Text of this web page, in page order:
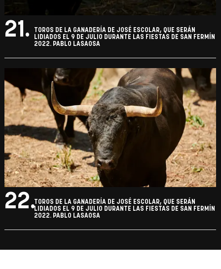
21.
TOROS DE LA GANADERÍA DE JOSÉ ESCOLAR, QUE SERÁN
LIDIADOS EL 9 DE JULIO DURANTE LAS FIESTAS DE SAN FERMÍN
2022. PABLO LASAOSA
22. TOROS DE LA GANADERÍA DE JOSÉ ESCOLAR, QUE SERÁN
LIDIADOS EL 9 DE JULIO DURANTE LAS FIESTAS DE SAN FERMÍN
2022. PABLO LASAOSA